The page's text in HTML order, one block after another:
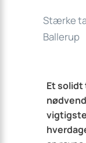
Stærke
Ballerup
Et solidt